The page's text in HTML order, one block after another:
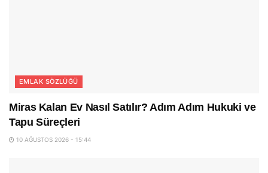
EMLAK SÖZLÜĞÜ
Miras Kalan Ev Nasıl Satılır? Adım Adım Hukuki ve
Tapu Süreçleri
10 AĞUSTOS 2026 - 15:44